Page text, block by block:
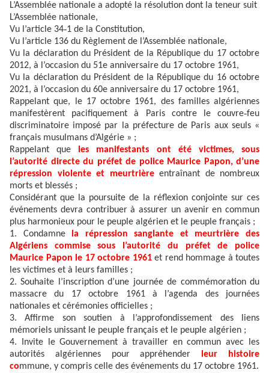
L’Assemblée nationale a adopté la résolution dont la teneur suit
L’Assemblée nationale,
Vu l’article 34‑1 de la Constitution,
Vu l’article 136 du Règlement de l’Assemblée nationale,
Vu la déclaration du Président de la République du 17 octobre
2012, à l’occasion du 51e anniversaire du 17 octobre 1961,
Vu la déclaration du Président de la République du 16 octobre
2021, à l’occasion du 60e anniversaire du 17 octobre 1961,
Rappelant que, le 17 octobre 1961, des familles algériennes
manifestèrent pacifiquement à Paris contre le couvre‑feu
discriminatoire imposé par la préfecture de Paris aux seuls «
français musulmans d’Algérie » ;
Rappelant que
les manifestants ont été victimes, sous
l’autorité directe du préfet de police Maurice Papon, d’une
répression violente et meurtrièreentraînant de nombreux
morts et blessés ;
Considérant que la poursuite de la réflexion conjointe sur ces
événements devra contribuer à assurer un avenir en commun
plus harmonieux pour le peuple algérien et le peuple français ;
1. Condamne
la répression sanglante et meurtrière des
Algériens commise sous l’autorité du préfet de police
Maurice Papon le 17 octobre 1961et rend hommage à toutes
les victimes et à leurs familles ;
2. Souhaite l’inscription d’une journée de commémoration du
massacre du 17 octobre 1961 à l’agenda des journées
nationales et cérémonies officielles ;
3. Affirme son soutien à l’approfondissement des liens
mémoriels unissant le peuple français et le peuple algérien ;
4. Invite le Gouvernement à travailler en commun avec les
autorités algériennes pour appréhender
leur histoire
commune, y compris celle des événements du 17 octobre 1961.